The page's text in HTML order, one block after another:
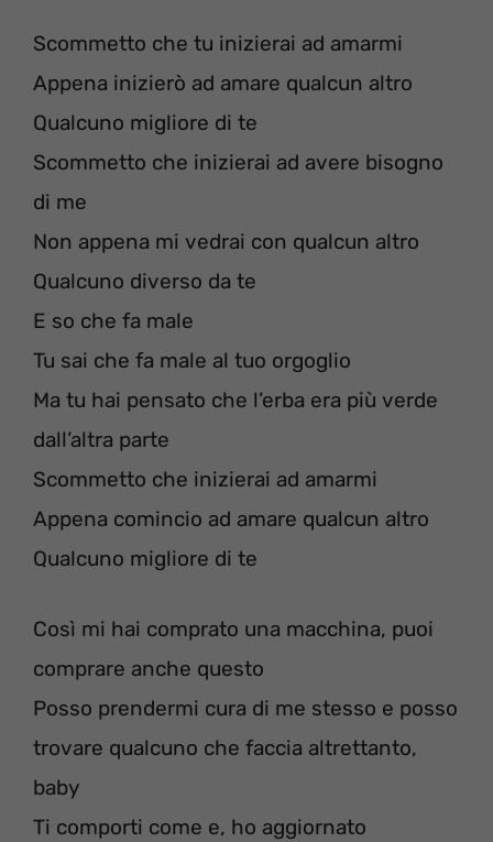
Scommetto che tu inizierai ad amarmi
Appena inizierò ad amare qualcun altro
Qualcuno migliore di te
Scommetto che inizierai ad avere bisogno
di me
Non appena mi vedrai con qualcun altro
Qualcuno diverso da te
E so che fa male
Tu sai che fa male al tuo orgoglio
Ma tu hai pensato che l’erba era più verde
dall’altra parte
Scommetto che inizierai ad amarmi
Appena comincio ad amare qualcun altro
Qualcuno migliore di te
Così mi hai comprato una macchina, puoi
comprare anche questo
Posso prendermi cura di me stesso e posso
trovare qualcuno che faccia altrettanto,
baby
Ti comporti come e, ho aggiornato